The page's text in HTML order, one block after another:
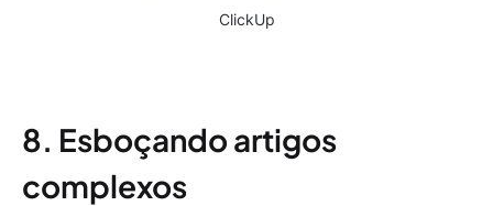
ClickUp
8. Esboçando artigos
complexos